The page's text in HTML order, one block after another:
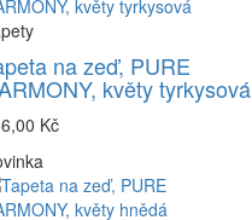
na zeď, PURE
květy tyrkysová
Kč